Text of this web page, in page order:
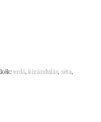
erdő,kirándulás, séta,